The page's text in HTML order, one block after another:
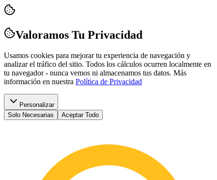
Valoramos Tu Privacidad
Usamos cookies para mejorar tu experiencia de navegación y
analizar el tráfico del sitio. Todos los cálculos ocurren localmente en
tu navegador - nunca vemos ni almacenamos tus datos. Más
información en nuestra Política de Privacidad
Personalizar
Solo Necesarias
Aceptar Todo